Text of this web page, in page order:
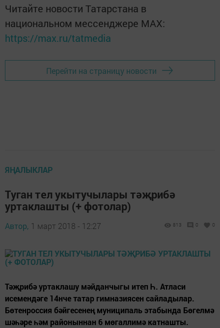
Читайте новости Татарстана в
национальном мессенджере MАХ:
https://max.ru/tatmedia
Перейти на страницу новости
ЯҢАЛЫКЛАР
Туган тел укытучылары тәҗрибә
уртаклашты (+ фотолар)
Автор, 1 март 2018 - 12:27 813 0 0
Тәҗрибә уртаклашу мәйданчыгы итеп Һ. Атласи
исемендәге 14нче татар гимназиясен сайладылар.
Бөтенроссия бәйгесенең муниципаль этабында Бөгелмә
шәһәре һәм районыннан 6 мөгаллимә катнашты.